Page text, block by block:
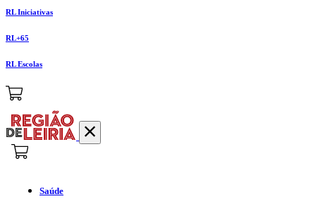
RL Iniciativas
RL+65
RL Escolas
Saúde